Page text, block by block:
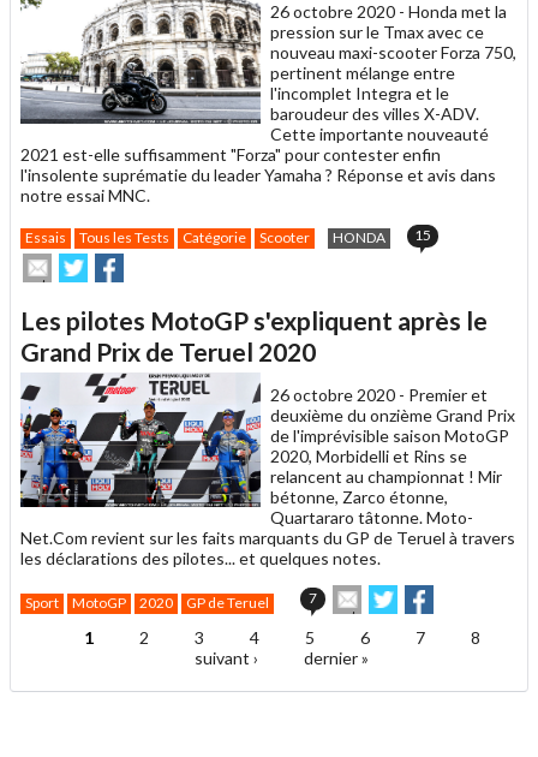
26 octobre 2020 - Honda met la
pression sur le Tmax avec ce
nouveau maxi-scooter Forza 750,
pertinent mélange entre
l'incomplet Integra et le
baroudeur des villes X-ADV.
Cette importante nouveauté
2021 est-elle suffisamment "Forza" pour contester enfin
l'insolente suprématie du leader Yamaha ? Réponse et avis dans
notre essai MNC.
Essais Tous les Tests Catégorie Scooter HONDA 15
Envoyer
cet
à
un
ami
Partager
sur
sur
Les pilotes MotoGP s'expliquent après le
Grand Prix de Teruel 2020
26 octobre 2020 - Premier et
deuxième du onzième Grand Prix
de l'imprévisible saison MotoGP
2020, Morbidelli et Rins se
relancent au championnat ! Mir
bétonne, Zarco étonne,
Quartararo tâtonne. Moto-
Net.Com revient sur les faits marquants du GP de Teruel à travers
les déclarations des pilotes... et quelques notes.
Sport MotoGP 2020 GP de Teruel 7
Envoyer
cet
article
à
ami
Partager
sur
Twitter
sur
Facebook
Pages1 2 3 4 5 6 7
8
suivant ›
dernier »